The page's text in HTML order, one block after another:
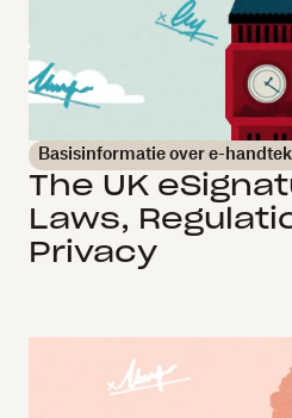
Basisinformatie over e-
The UK
Laws,
Privacy